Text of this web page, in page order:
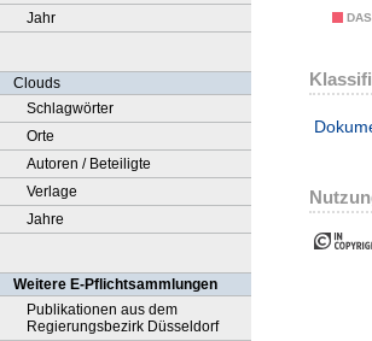
Jahr
Clouds
Schlagwörter
Orte
Autoren / Beteiligte
Verlage
Jahre
Weitere E-Pflichtsammlungen
Publikationen aus dem
Regierungsbezirk Düsseldorf